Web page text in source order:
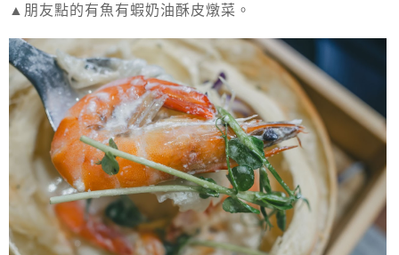
▲朋友點的有魚有蝦奶油酥皮燉菜。